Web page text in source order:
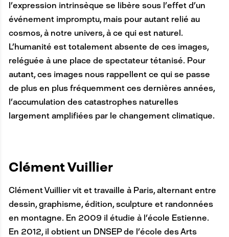
l’expression intrinsèque se libère sous l’effet d’un
événement impromptu, mais pour autant relié au
cosmos, à notre univers, à ce qui est naturel.
L’humanité est totalement absente de ces images,
reléguée à une place de spectateur tétanisé. Pour
autant, ces images nous rappellent ce qui se passe
de plus en plus fréquemment ces dernières années,
l’accumulation des catastrophes naturelles
largement amplifiées par le changement climatique.
Clément Vuillier
Clément Vuillier vit et travaille à Paris, alternant entre
dessin, graphisme, édition, sculpture et randonnées
en montagne. En 2009 il étudie à l’école Estienne.
En 2012, il obtient un DNSEP de l’école des Arts